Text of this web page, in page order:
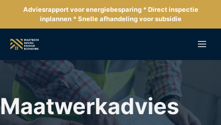
de
inhoud
Adviesrapport voor energiebesparing * Direct inspectie
inplannen * Snelle afhandeling voor subsidie
Maatwerkadvies